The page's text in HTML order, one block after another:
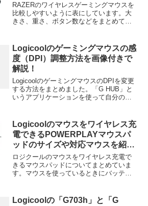
RAZERのワイヤレスゲーミングマウスを
比較しやすいように表にしています。大
きさ、重さ、ボタン数などをまとめてい
Logicoolのゲーミングマウスの感
度（DPI）調整方法を画像付きで
解説！
LogicoolのゲーミングマウスのDPIを変更
する方法をまとめました。「G HUB」と
いうアプリケーションを使って自分の任
ます！
Logicoolのマウスをワイヤレス充
電できるPOWERPLAYマウスパ
ッドのサイズや対応マウスを紹
介！
ロジクールのマウスをワイヤレス充電で
きるマウスパッドについてまとめていま
す。マウスを使っているときにバッテリ
もなくなるので、完全に無線で使うこと
Logicoolの「G703h」と「G